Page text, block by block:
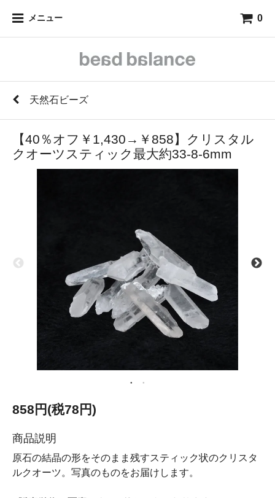
メニュー 0
天然石ビーズ
【40％オフ￥1,430→￥858】クリスタル
クオーツスティック最大約33-8-6mm
858円(税78円)
商品説明
原石の結晶の形をそのまま残すスティック状のクリスタ
ルクオーツ。写真のものをお届けします。